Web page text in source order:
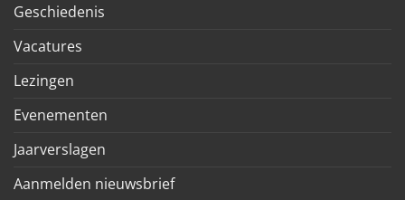
Geschiedenis
Vacatures
Lezingen
Evenementen
Jaarverslagen
Aanmelden nieuwsbrief